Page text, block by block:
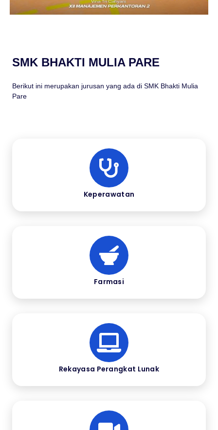
SMK BHAKTI MULIA PARE
Berikut ini merupakan jurusan yang ada di SMK Bhakti Mulia
Pare
Keperawatan
Farmasi
Rekayasa Perangkat Lunak